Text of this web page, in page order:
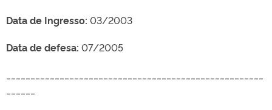
Data de Ingresso: 03/2003
Data de defesa: 07/2005